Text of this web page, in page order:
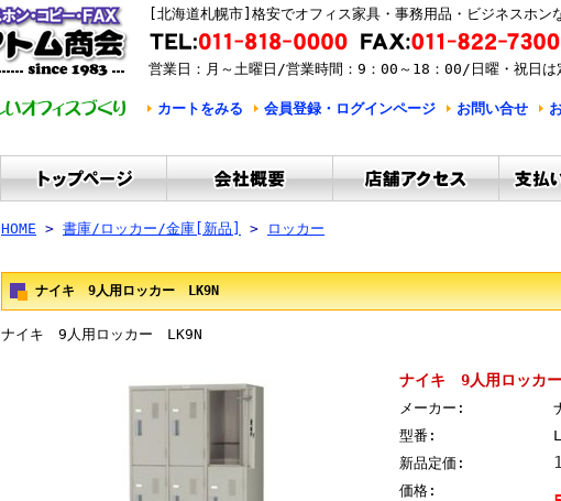
[北海道札幌市]格安でオフィス家具・事務用品・ビジネスホン
営業日：月～土曜日/営業時間：9：00～18：00/日曜・祝日は
カートをみる 会員登録・ログインページ お問い合せ
HOME > 書庫/ロッカー/金庫[新品] > ロッカー
ナイキ 9人用ロッカー LK9N
ナイキ 9人用ロッカー LK9N
ナイキ 9人用ロッカ
メーカー:
型番:
新品定価:
価格: